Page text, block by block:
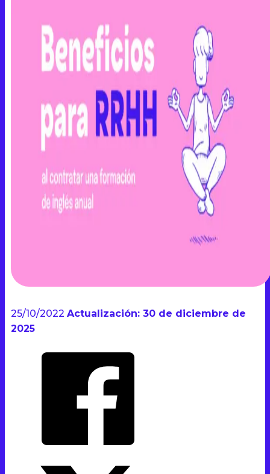
25/10/2022 Actualización: 30 de diciembre de
2025